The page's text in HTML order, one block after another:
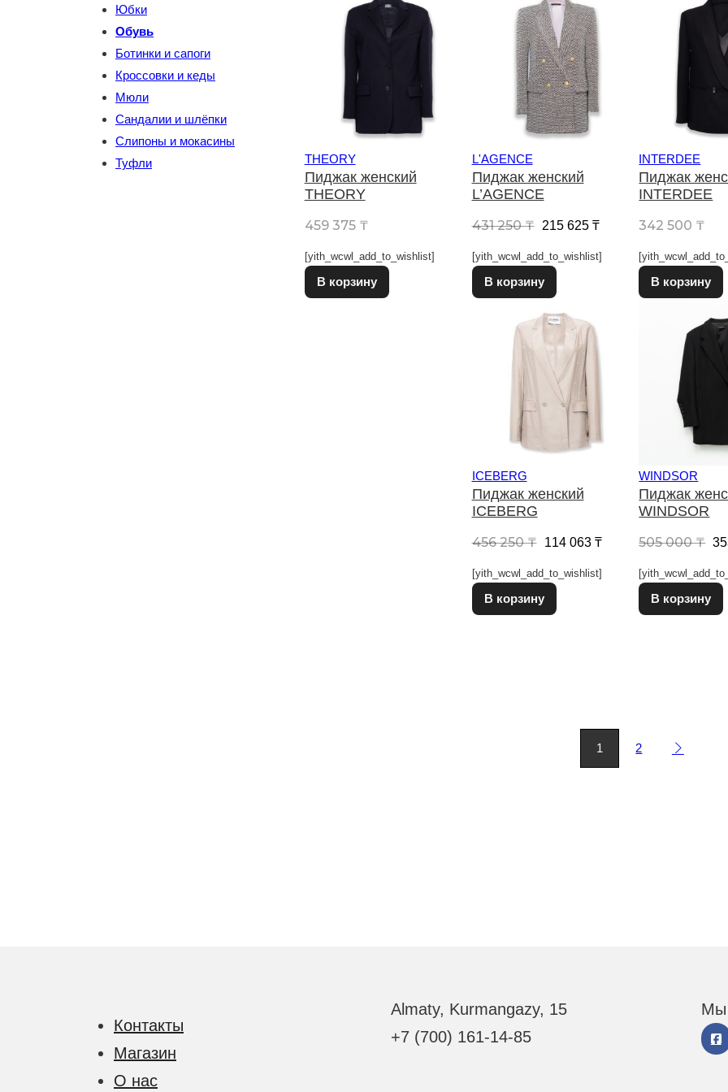
Юбки
Обувь
Ботинки и сапоги
Кроссовки и кеды
Мюли
Сандалии и шлёпки
Слипоны и мокасины
Туфли
THEORY
Пиджак женский
THEORY
459 375 ₸
[yith_wcwl_add_to_wishlist]
В корзину Этот товар имеет несколько вариаций. Опции можно
L'AGENCE
Пиджак женский
L’AGENCE
431 250₸ Первоначальная цена
215 625 ₸Текущая цена: 215
[yith_wcwl_add_to_wishlist]
В корзину Этот товар имеет несколько
INTERDEE
Пиджак
INTERDEE
342 500 ₸
В корзину
ICEBERG
Пиджак женский
ICEBERG
456 250₸ Первоначальная цена
114 063 ₸Текущая цена: 114
[yith_wcwl_add_to_wishlist]
В корзину Этот товар имеет несколько
WINDSOR
Пиджак
WINDSOR
505 000₸
В корзину
1 2
Контакты
Магазин
О нас
Almaty, Kurmangazy, 15
+7 (700) 161-14-85
Мы